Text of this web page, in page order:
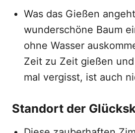
Was das Gießen
wunderschöne Baum
ohne Wasser
Zeit zu Zeit gießen
mal vergisst, ist auch
Standort der